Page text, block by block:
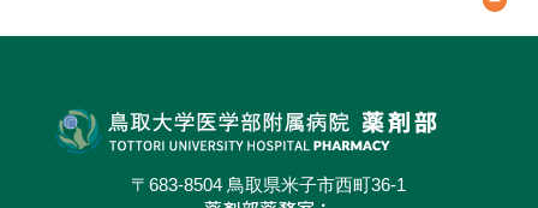
〒683-8504 鳥取県米子市西町36-1